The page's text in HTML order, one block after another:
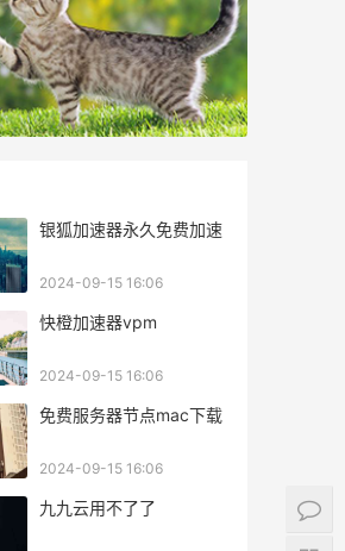
银狐加速器永久免费加速
2024-09-15 16:06
快橙加速器vpm
2024-09-15 16:06
免费服务器节点mac下载
2024-09-15 16:06
九九云用不了了